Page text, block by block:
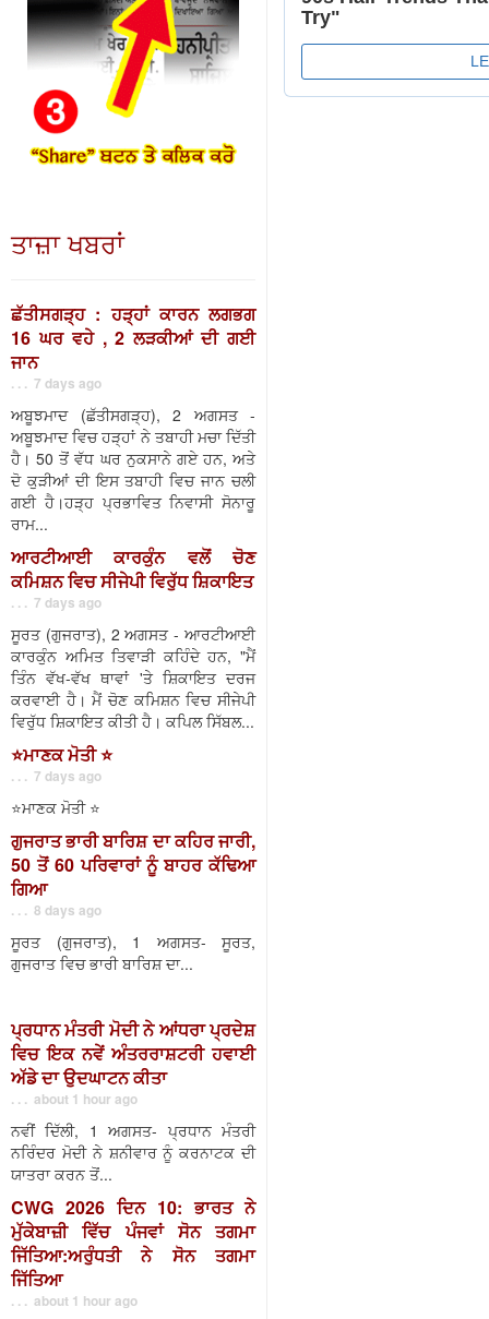
ਤਾਜ਼ਾ ਖਬਰਾਂ
ਛੱਤੀਸਗੜ੍ਹ : ਹੜ੍ਹਾਂ ਕਾਰਨ ਲਗਭਗ
16 ਘਰ ਵਹੇ , 2 ਲੜਕੀਆਂ ਦੀ ਗਈ
ਜਾਨ
. . . 7 days ago
ਅਬੂਝਮਾਦ (ਛੱਤੀਸਗੜ੍ਹ), 2 ਅਗਸਤ -
ਅਬੂਝਮਾਦ ਵਿਚ ਹੜ੍ਹਾਂ ਨੇ ਤਬਾਹੀ ਮਚਾ ਦਿੱਤੀ
ਹੈ। 50 ਤੋਂ ਵੱਧ ਘਰ ਨੁਕਸਾਨੇ ਗਏ ਹਨ, ਅਤੇ
ਦੋ ਕੁੜੀਆਂ ਦੀ ਇਸ ਤਬਾਹੀ ਵਿਚ ਜਾਨ ਚਲੀ
ਗਈ ਹੈ।ਹੜ੍ਹ ਪ੍ਰਭਾਵਿਤ ਨਿਵਾਸੀ ਸੋਨਾਰੂ
ਰਾਮ...
ਆਰਟੀਆਈ ਕਾਰਕੁੰਨ ਵਲੋਂ ਚੋਣ
ਕਮਿਸ਼ਨ ਵਿਚ ਸੀਜੇਪੀ ਵਿਰੁੱਧ ਸ਼ਿਕਾਇਤ
. . . 7 days ago
ਸੂਰਤ (ਗੁਜਰਾਤ), 2 ਅਗਸਤ - ਆਰਟੀਆਈ
ਕਾਰਕੁੰਨ ਅਮਿਤ ਤਿਵਾੜੀ ਕਹਿੰਦੇ ਹਨ, "ਮੈਂ
ਤਿੰਨ ਵੱਖ-ਵੱਖ ਥਾਵਾਂ 'ਤੇ ਸ਼ਿਕਾਇਤ ਦਰਜ
ਕਰਵਾਈ ਹੈ। ਮੈਂ ਚੋਣ ਕਮਿਸ਼ਨ ਵਿਚ ਸੀਜੇਪੀ
ਵਿਰੁੱਧ ਸ਼ਿਕਾਇਤ ਕੀਤੀ ਹੈ। ਕਪਿਲ ਸਿੱਬਲ...
⭐️ਮਾਣਕ ਮੋਤੀ ⭐️
. . . 7 days ago
⭐️ਮਾਣਕ ਮੋਤੀ ⭐️
ਗੁਜਰਾਤ ਭਾਰੀ ਬਾਰਿਸ਼ ਦਾ ਕਹਿਰ ਜਾਰੀ,
50 ਤੋਂ 60 ਪਰਿਵਾਰਾਂ ਨੂੰ ਬਾਹਰ ਕੱਢਿਆ
ਗਿਆ
. . . 8 days ago
ਸੂਰਤ (ਗੁਜਰਾਤ), 1 ਅਗਸਤ- ਸੂਰਤ,
ਗੁਜਰਾਤ ਵਿਚ ਭਾਰੀ ਬਾਰਿਸ਼ ਦਾ...
ਪ੍ਰਧਾਨ ਮੰਤਰੀ ਮੋਦੀ ਨੇ ਆਂਧਰਾ ਪ੍ਰਦੇਸ਼
ਵਿਚ ਇਕ ਨਵੇਂ ਅੰਤਰਰਾਸ਼ਟਰੀ ਹਵਾਈ
ਅੱਡੇ ਦਾ ਉਦਘਾਟਨ ਕੀਤਾ
. . . about 1 hour ago
ਨਵੀਂ ਦਿੱਲੀ, 1 ਅਗਸਤ- ਪ੍ਰਧਾਨ ਮੰਤਰੀ
ਨਰਿੰਦਰ ਮੋਦੀ ਨੇ ਸ਼ਨੀਵਾਰ ਨੂੰ ਕਰਨਾਟਕ ਦੀ
ਯਾਤਰਾ ਕਰਨ ਤੋਂ...
CWG 2026 ਦਿਨ 10: ਭਾਰਤ ਨੇ
ਮੁੱਕੇਬਾਜ਼ੀ ਵਿੱਚ ਪੰਜਵਾਂ ਸੋਨ ਤਗਮਾ
ਜਿੱਤਿਆ:ਅਰੁੰਧਤੀ ਨੇ ਸੋਨ ਤਗਮਾ
ਜਿੱਤਿਆ
. . . about 1 hour ago